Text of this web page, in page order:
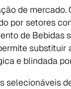
de mercado.
por setores
de Bebidas
e blindada
selecionáveis